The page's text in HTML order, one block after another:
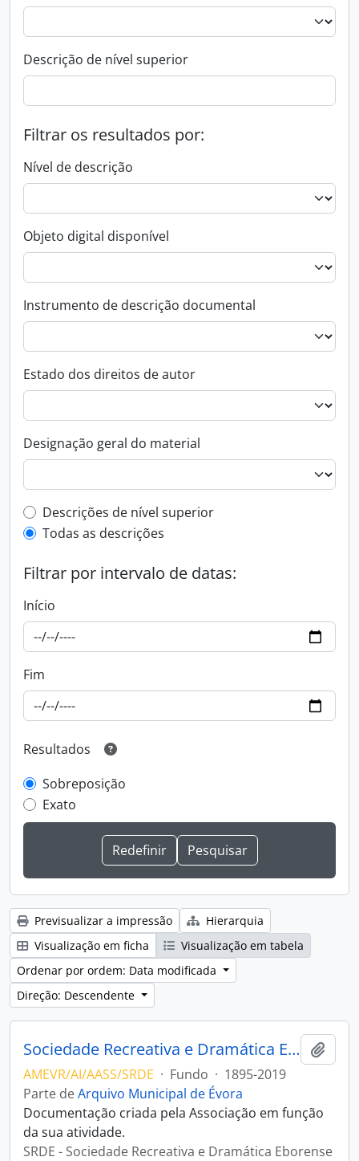
Descrição de nível superior
Filtrar os resultados por:
Nível de descrição
Objeto digital disponível
Instrumento de descrição documental
Estado dos direitos de autor
Designação geral do material
Top-level description filter
Descrições de nível superior
Todas as descrições
Filtrar por intervalo de datas:
Início
Fim
Resultados
Sobreposição
Exato
Previsualizar a impressão
Hierarquia
Visualização em ficha
Visualização em tabela
Ordenar por ordem: Data modificada
Direção: Descendente
Sociedade Recreativa e Dramática Eborense
AMEVR/AI/AASS/SRDE · Fundo · 1895-2019
Parte deArquivo Municipal de Évora
Documentação criada pela Associação em função
da sua atividade.
SRDE - Sociedade Recreativa e Dramática Eborense